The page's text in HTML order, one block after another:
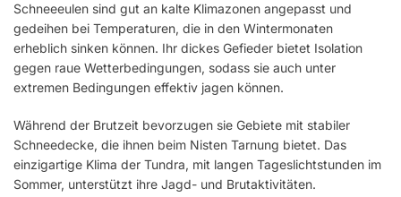
Schneeeulen sind gut an kalte Klimazonen angepasst und
gedeihen bei Temperaturen, die in den Wintermonaten
erheblich sinken können. Ihr dickes Gefieder bietet Isolation
gegen raue Wetterbedingungen, sodass sie auch unter
extremen Bedingungen effektiv jagen können.
Während der Brutzeit bevorzugen sie Gebiete mit stabiler
Schneedecke, die ihnen beim Nisten Tarnung bietet. Das
einzigartige Klima der Tundra, mit langen Tageslichtstunden im
Sommer, unterstützt ihre Jagd- und Brutaktivitäten.